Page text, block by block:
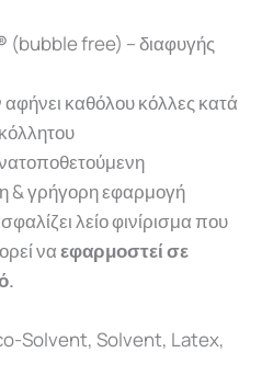
(bubble free) – διαφυγής
αφήνει καθόλου κόλλες κατά
& γρήγορη εφαρμογή
λείο φινίρισμα που
ναεφαρμοστεί σε
Solvent, Solvent, Latex,